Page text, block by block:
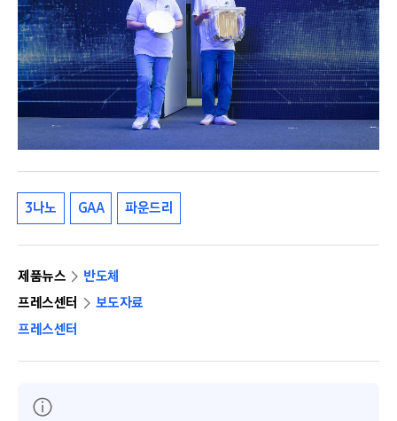
3나노 GAA 파운드리
제품뉴스
반도체
프레스센터
보도자료
프레스센터